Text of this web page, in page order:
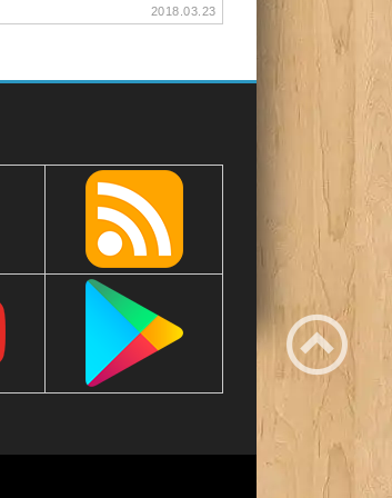
2018.03.23